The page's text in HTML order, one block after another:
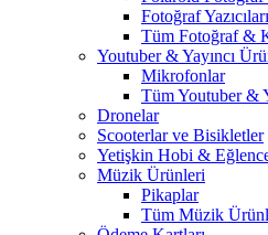
Fotoğraf Yazıcıları
Tüm Fotoğraf &
Youtuber & Yayıncı
Mikrofonlar
Tüm Youtuber &
Dronelar
Scooterlar ve Bisikletler
Yetişkin Hobi &
Müzik Ürünleri
Pikaplar
Tüm Müzik